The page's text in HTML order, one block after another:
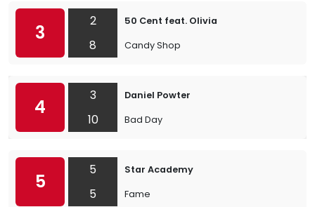
3
2
8
50 Cent feat. Olivia
Candy Shop
4
3
10
Daniel Powter
Bad Day
5
5
5
Star Academy
Fame